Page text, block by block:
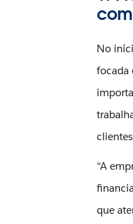
No
focada
“A
que